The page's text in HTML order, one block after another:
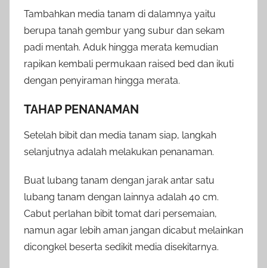
Tambahkan media tanam di dalamnya yaitu
berupa tanah gembur yang subur dan sekam
padi mentah. Aduk hingga merata kemudian
rapikan kembali permukaan raised bed dan ikuti
dengan penyiraman hingga merata.
TAHAP PENANAMAN
Setelah bibit dan media tanam siap, langkah
selanjutnya adalah melakukan penanaman.
Buat lubang tanam dengan jarak antar satu
lubang tanam dengan lainnya adalah 40 cm.
Cabut perlahan bibit tomat dari persemaian,
namun agar lebih aman jangan dicabut melainkan
dicongkel beserta sedikit media disekitarnya.